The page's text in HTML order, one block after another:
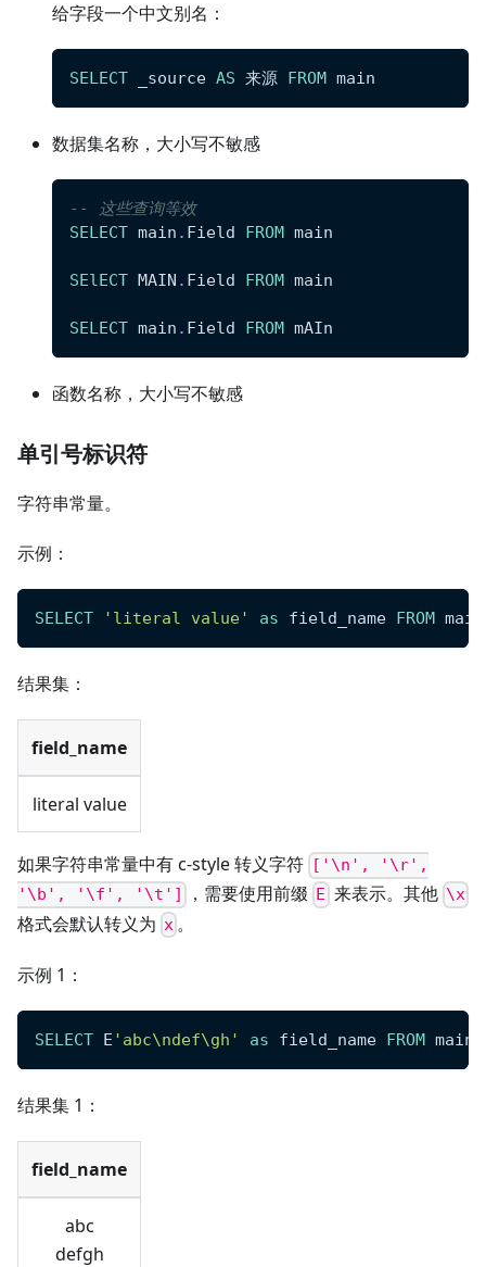
给字段一个中文别名：
SELECT _source AS 来源 FROM main
数据集名称，大小写不敏感
-- 这些查询等效
SELECT main . Field FROM main
SElECT MAIN . Field FROM main
SELECT main . Field FROM mAIn
函数名称，大小写不敏感
单引号标识符
字符串常量。
示例：
SELECT 'literal value' as field_name FROM
结果集：
field_name
literal value
如果字符串常量中有 c-style 转义字符
['\n', '\r',
'\b', '\f', '\t']
，需要使用前缀 E 来表示。其他 \x
格式会默认转义为 x 。
示例 1：
SELECT E 'abc\ndef\gh' as field_name FROM main
结果集 1：
field_name
abc
defgh